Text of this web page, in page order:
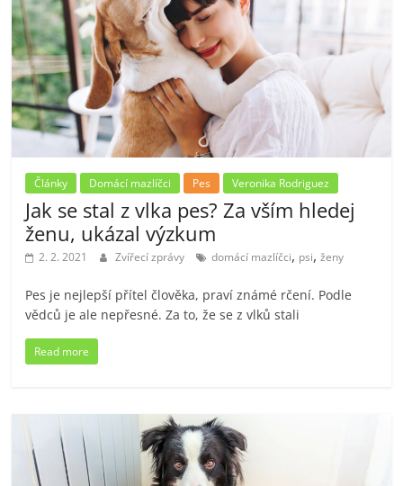
Články Domácí mazlíčci Pes Veronika Rodriguez
Jak se stal z vlka pes? Za vším hledej
ženu, ukázal výzkum
2. 2. 2021 Zvířecí zprávy domácí mazlíčci, psi,ženy
Pes je nejlepší přítel člověka, praví známé rčení. Podle
vědců je ale nepřesné. Za to, že se z vlků stali
Read more